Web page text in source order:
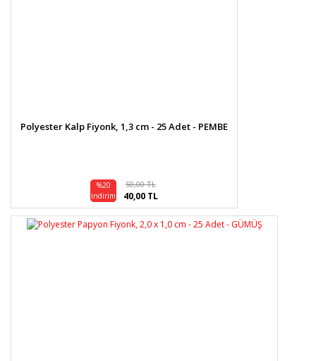
Polyester Kalp Fiyonk, 1,3 cm - 25 Adet - PEMBE
%20
indirim
50,00 TL
40,00 TL